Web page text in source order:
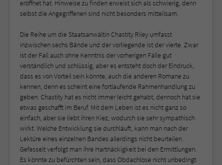
eröffnet hat. Hinweise zu finden erweist sich als schwierig, denn
selbst die Angegriffenen sind nicht besonders mitteilsam.
Die Reihe um die Staatsanwältin Chastity Riley umfasst
inzwischen sechs Bände und der vorliegende ist der vierte. Zwar
ist der Fall auch ohne Kenntnis der vorherigen Fälle gut
verständlich und schlüssig, aber es entsteht doch der Eindruck,
dass es von Vorteil sein könnte, auch die anderen Romane zu
kennen, denn es scheint eine fortlaufende Rahmenhandlung zu
geben. Chastity hat es nicht immer leicht gehabt, dennoch hat sie
etwas geschafft im Beruf. Mit dem Leben ist es nicht ganz so
einfach, aber sie liebt ihren Kiez, wodurch sie sehr sympathisch
wirkt. Welche Entwicklung sie durchläuft, kann man nach der
Lektüre eines einzelnen Bandes allerdings nicht beurteilen.
Gefesselt verfolgt man ihre Hartnäckigkeit bei den Ermittlungen.
Es könnte zu befürchten sein, dass Obdachlose nicht unbedingt